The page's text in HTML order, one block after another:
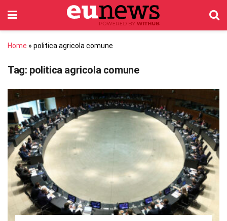
Home » politica agricola comune
Tag: politica agricola comune